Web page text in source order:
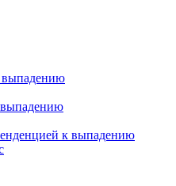
выпадению
выпадению
к выпадению